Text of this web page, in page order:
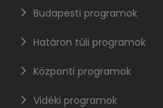
Budapesti programok
Határon túli programok
Központi programok
Vidéki programok